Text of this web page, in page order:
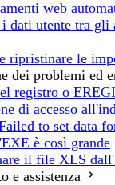
web
dati utente tra gli
ripristinare le
dei problemi ed
registro o
di accesso
to set data
è così grande
il file XLS
e assistenza